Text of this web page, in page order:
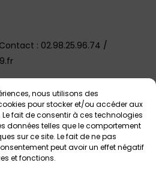
nous utilisons des
pour stocker et/ou accéder aux
fait de consentir à ces technologies
données telles que le comportement
sur ce site. Le fait de ne pas
peut avoir un effet négatif
et fonctions.
: 02.98.25.96.74 /
à venir Voir tout